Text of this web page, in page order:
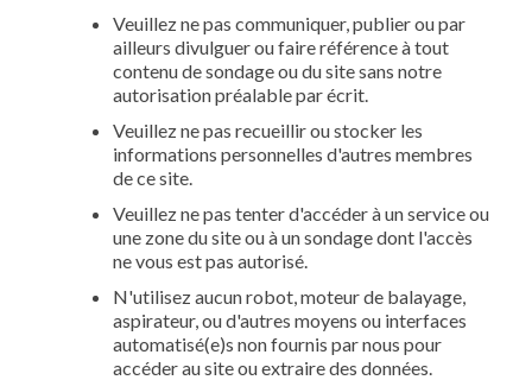
Veuillez ne pas communiquer, publier ou par
ailleurs divulguer ou faire référence à tout
contenu de sondage ou du site sans notre
autorisation préalable par écrit.
Veuillez ne pas recueillir ou stocker les
informations personnelles d'autres membres
de ce site.
Veuillez ne pas tenter d'accéder à un service ou
une zone du site ou à un sondage dont l'accès
ne vous est pas autorisé.
N'utilisez aucun robot, moteur de balayage,
aspirateur, ou d'autres moyens ou interfaces
automatisé(e)s non fournis par nous pour
accéder au site ou extraire des données.